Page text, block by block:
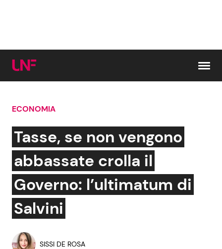
Cerca:
News e Cronaca
Attualità Italiana
Dal Mondo
Economia
Gossip e TV
Bellezze VIP
ECONOMIA
Tasse, se non vengono
abbassate crolla il
Governo: l’ultimatum di
Salvini
SISSI DE ROSA